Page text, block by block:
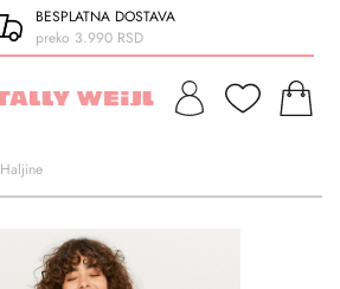
BESPLATNA DOSTAVA
preko 3.990 RSD
Haljine